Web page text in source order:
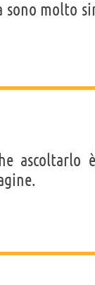
sono molto
ascoltarlo